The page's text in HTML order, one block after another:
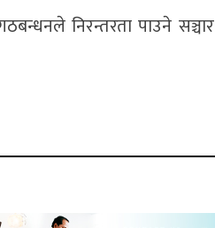
निरन्तरता पाउने